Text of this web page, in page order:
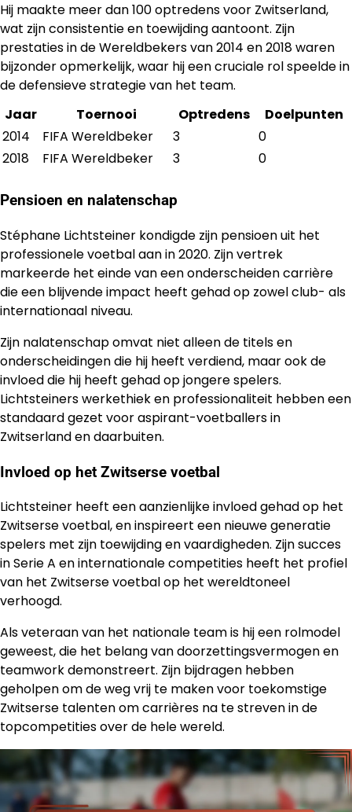
Hij maakte meer dan 100 optredens voor Zwitserland,
wat zijn consistentie en toewijding aantoont. Zijn
prestaties in de Wereldbekers van 2014 en 2018 waren
bijzonder opmerkelijk, waar hij een cruciale rol speelde in
de defensieve strategie van het team.
Jaar
Toernooi Optredens
Doelpunten
2014
FIFA Wereldbeker 3
0
2018
FIFA Wereldbeker 3 0
Pensioen en nalatenschap
Stéphane Lichtsteiner kondigde zijn pensioen uit het
professionele voetbal aan in 2020. Zijn vertrek
markeerde het einde van een onderscheiden carrière
die een blijvende impact heeft gehad op zowel club- als
internationaal niveau.
Zijn nalatenschap omvat niet alleen de titels en
onderscheidingen die hij heeft verdiend, maar ook de
invloed die hij heeft gehad op jongere spelers.
Lichtsteiners werkethiek en professionaliteit hebben een
standaard gezet voor aspirant-voetballers in
Zwitserland en daarbuiten.
Invloed op het Zwitserse voetbal
Lichtsteiner heeft een aanzienlijke invloed gehad op het
Zwitserse voetbal, en inspireert een nieuwe generatie
spelers met zijn toewijding en vaardigheden. Zijn succes
in Serie A en internationale competities heeft het profiel
van het Zwitserse voetbal op het wereldtoneel
verhoogd.
Als veteraan van het nationale team is hij een rolmodel
geweest, die het belang van doorzettingsvermogen en
teamwork demonstreert. Zijn bijdragen hebben
geholpen om de weg vrij te maken voor toekomstige
Zwitserse talenten om carrières na te streven in de
topcompetities over de hele wereld.